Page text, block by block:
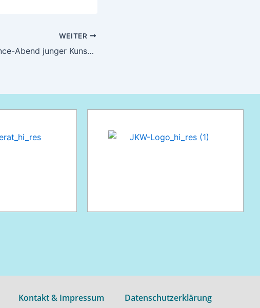
WEITER
Performance-Abend junger Kunstschaffenden im Kopfbau Riem
Kontakt & Impressum Datenschutzerklärung